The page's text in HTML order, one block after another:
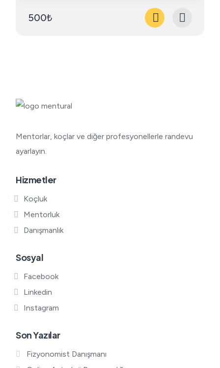
500₺
Mentorlar, koçlar ve diğer profesyonellerle randevu
ayarlayın.
Hizmetler
Koçluk
Mentorluk
Danışmanlık
Sosyal
Facebook
Linkedin
Instagram
Son Yazılar
Fizyonomist Danışmanı